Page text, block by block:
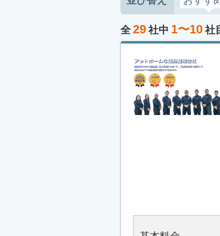
全 29 社中 1〜10 社